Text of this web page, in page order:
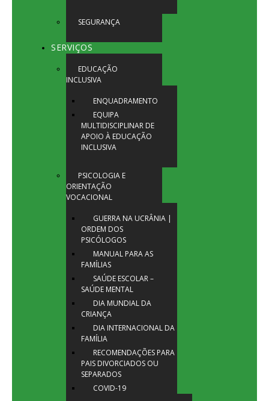
SEGURANÇA
SERVIÇOS
EDUCAÇÃO
INCLUSIVA
ENQUADRAMENTO
EQUIPA
MULTIDISCIPLINAR DE
APOIO À EDUCAÇÃO
INCLUSIVA
PSICOLOGIA E
ORIENTAÇÃO
VOCACIONAL
GUERRA NA UCRÂNIA |
ORDEM DOS
PSICÓLOGOS
MANUAL PARA AS
FAMÍLIAS
SAÚDE ESCOLAR –
SAÚDE MENTAL
DIA MUNDIAL DA
CRIANÇA
DIA INTERNACIONAL DA
FAMÍLIA
RECOMENDAÇÕES PARA
PAIS DIVORCIADOS OU
SEPARADOS
COVID-19